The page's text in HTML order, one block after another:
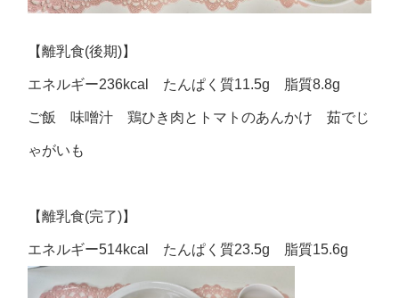
【離乳食(後期)】
エネルギー236kcal たんぱく質11.5g 脂質8.8g
ご飯 味噌汁 鶏ひき肉とトマトのあんかけ 茹でじ
ゃがいも
【離乳食(完了)】
エネルギー514kcal たんぱく質23.5g 脂質15.6g